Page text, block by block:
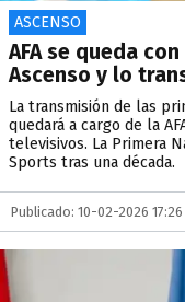
ASCENSO
AFA se queda
Ascenso y lo
La transmisión de las
quedará a cargo de la
televisivos. La Primera
Sports tras una década.
Publicado: 10-02-2026 17:26